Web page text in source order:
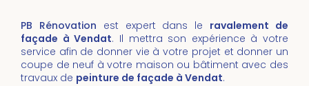
PB Rénovation est expert dans le ravalement de
façade à Vendat. Il mettra son expérience à votre
service afin de donner vie à votre projet et donner un
coupe de neuf à votre maison ou bâtiment avec des
travaux de peinture de façade à Vendat.